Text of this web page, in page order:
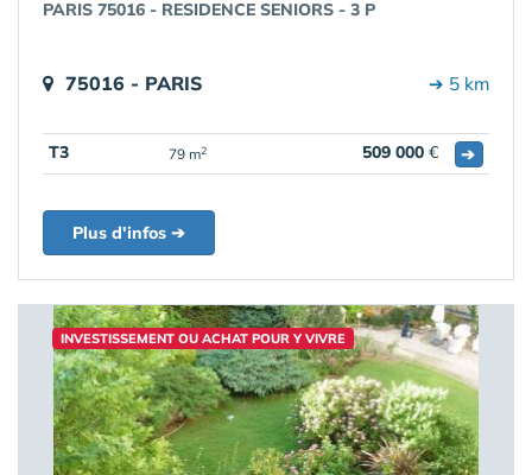
PARIS 75016 - RESIDENCE SENIORS - 3 P
75016 - PARIS ➔ 5 km
T3 79 m2 509 000 € ➔
Plus d'infos ➔
INVESTISSEMENT OU ACHAT POUR Y VIVRE